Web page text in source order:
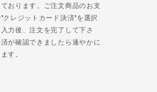
おります。ご注文商品のお支
クレジットカード決済"を選択
力後、注文を完了して下さ
が確認できましたら速やかに
す。